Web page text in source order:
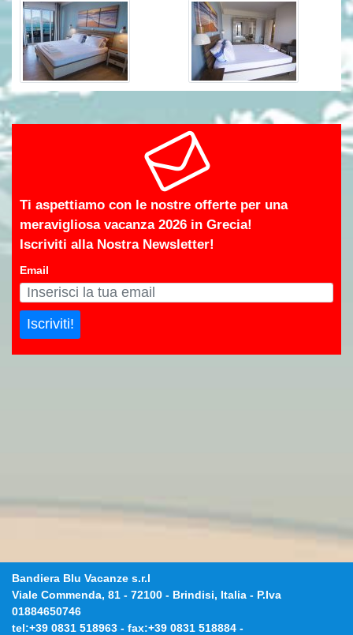
Ti aspettiamo con le nostre offerte per una
meravigliosa vacanza 2026 in Grecia!
Iscriviti alla Nostra Newsletter!
Email
Iscriviti!
Bandiera Blu Vacanze s.r.l
Viale Commenda, 81 - 72100 - Brindisi, Italia - P.Iva
01884650746
tel:+39 0831 518963 - fax:+39 0831 518884 -